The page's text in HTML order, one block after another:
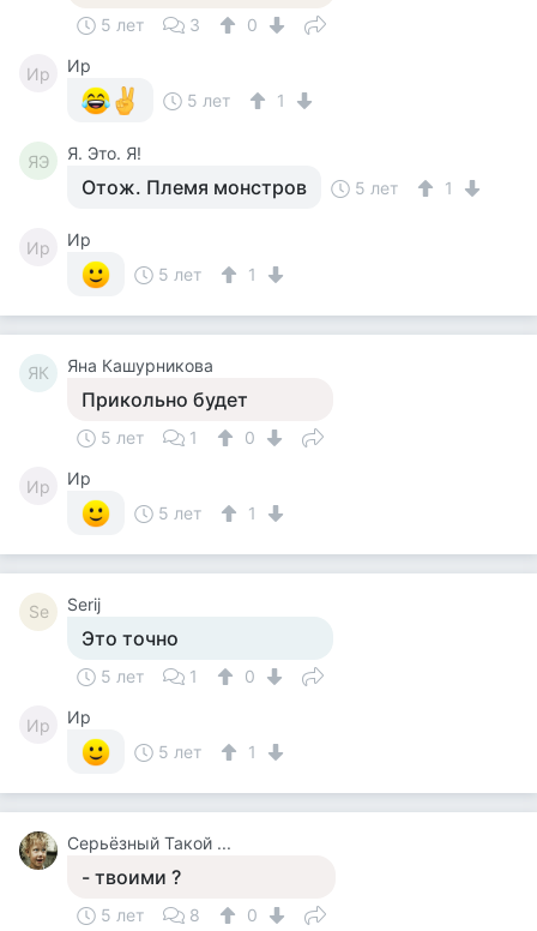
5 лет 3 0
Ир
Ир
5 лет
1
ЯЭ Я. Это. Я!
Отож. Племя монстров 5 лет 1
Ир
Ир
5 лет
1
ЯК Яна Кашурникова
Прикольно будет
5 лет 1 0
Ир
Ир
5 лет
1
Se Serij
Это точно
5 лет 1 0
Ир
Ир
5 лет
1
Серьёзный Такой ...
- твоими ?
5 лет 8
0